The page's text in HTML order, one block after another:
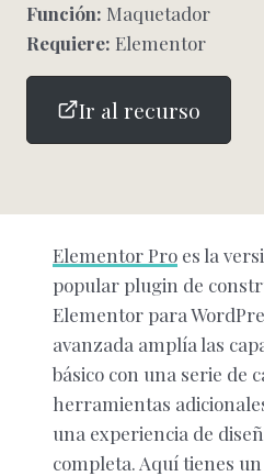
Función: Maquetador
Requiere: Elementor
Ir al recurso
Elementor Pro es la
popular plugin de
Elementor para
avanzada amplía las
básico con una serie de
herramientas
una experiencia de
completa. Aquí tienes